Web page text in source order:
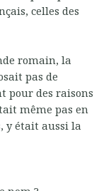
celles des
romain, la
pas de
pour des raisons
même pas en
y était aussi la